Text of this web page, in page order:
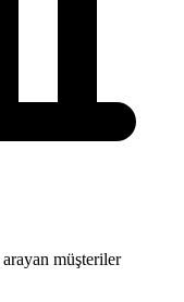
arayan müşteriler